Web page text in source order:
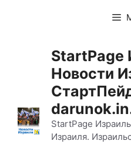
StartPage
Новости
StartPage
Израиля.